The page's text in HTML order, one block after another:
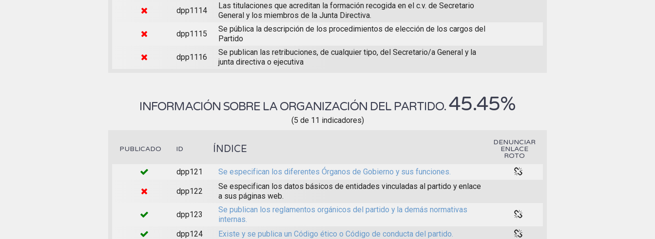
dpp1114
Las titulaciones que acreditan la formación recogida en el c.v. de Secretario
General y los miembros de la Junta Directiva.
dpp1115
Se pública la descripción de los procedimientos de elección de los cargos del
Partido
dpp1116
Se publican las retribuciones, de cualquier tipo, del Secretario/a General y la
junta directiva o ejecutiva
INFORMACIÓN SOBRE LA ORGANIZACIÓN DEL PARTIDO. 45.45%
(5 de 11 indicadores)
PUBLICADO ID ÍNDICE
DENUNCIAR
ENLACE
ROTO
dpp121 Se especifican los diferentes Órganos de Gobierno y sus funciones.
dpp122
Se especifican los datos básicos de entidades vinculadas al partido y enlace
a sus páginas web.
dpp123
Se publican los reglamentos orgánicos del partido y la demás normativas
internas.
dpp124
Existe y se publica un Código ético o Código de conducta del partido.